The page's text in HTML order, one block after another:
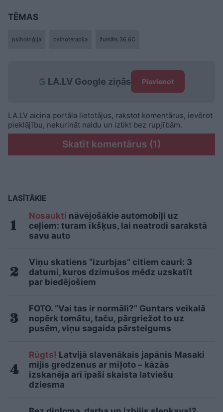
TĒMAS
psiholoģija psihoterapija žurnāls 36.6C
LA.LV Google ziņās Pievienot
LA.LV aicina portāla lietotājus, rakstot komentārus, ievērot
pieklājību, nekurināt naidu un iztikt bez rupjībām.
Skatīt komentārus (1)
LASĪTĀKIE
Nosaukti nāvējošākie automobiļi uz
ceļiem: turam īkšķus, lai neatrodi sarakstā
savu auto
Viņu skatiens “izurbjas” citiem cauri: 3
datumi, kuros dzimušos mēdz uzskatīt
par biedējošiem
FOTO. “Vai tas ir normāli?” Guntars veikalā
nopērk tomātu, taču, pārgriežot to uz
pusēm, viņu sagaida pārsteigums
Rūgts! Latvijā slavenākais japānis Masaki
mijis gredzenus ar mīļoto – kāzās
izskanēja arī īpaši skaista latviešu
dziesma